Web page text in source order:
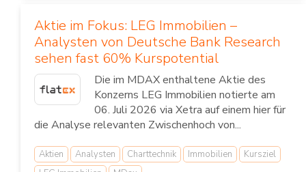
Aktie im Fokus: LEG Immobilien –
Analysten von Deutsche Bank Research
sehen fast 60% Kurspotential
Die im MDAX enthaltene Aktie des
Konzerns LEG Immobilien notierte am
06. Juli 2026 via Xetra auf einem hier für
die Analyse relevanten Zwischenhoch von...
Aktien Analysten Charttechnik Immobilien
Kursziel